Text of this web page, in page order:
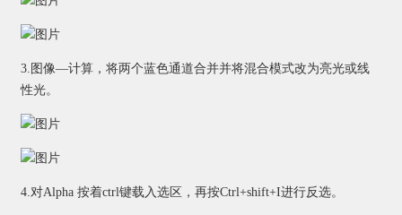
3.图像—计算，将两个蓝色通道合并并将混合模式改为亮光或线
性光。
4.对Alpha 按着ctrl键载入选区，再按Ctrl+shift+I进行反选。